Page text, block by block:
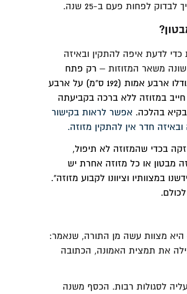
לפחות פעם ב-25 שנה.
לדעת איפה להתקין ובאיזה
שונה משאר המזוזות – רק פתח
שיש לו שתי מזוזות ומשקוף והוא פונה לחדר שגודלו ארבע אמות (192 ס"מ) על ארבע
במזוזה ללא ברכה בקביעתה
בהלכה. אפשר לראות בקישור
חדר אין להתקין מזוזה.
בכדי שהמזוזה לא תיפול,
מבטון או כל מזוזה אחרת יש
במצוותיו וציוונו לקבוע מזוזה".
היא מצוות עשה מן התורה, שנאמר:
את תמצית האמונה, הכתובה
לסגולות רבות. הכסף משנה